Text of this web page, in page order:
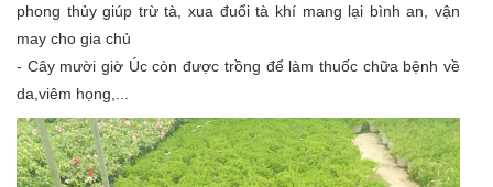
phong thủy giúp trừ tà, xua đuổi tà khí mang lại bình an, vận
may cho gia chủ
- Cây mười giờ Úc còn được trồng để làm thuốc chữa bệnh về
da,viêm họng,...